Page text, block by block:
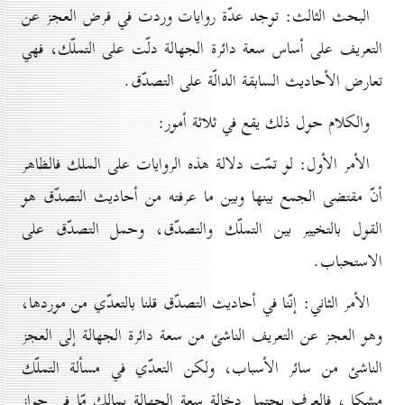
البحث الثالث: توجد عدّة روايات وردت في فرض العجز عن
التعريف على أساس سعة دائرة الجهالة دلّت على التملّك، فهي
تعارض الأحاديث السابقة الدالّة على التصدّق.
والكلام حول ذلك يقع في ثلاثة أمور:
الأمر الأول: لو تمّت دلالة هذه الروايات على الملك فالظاهر
أنّ مقتضى الجمع بينها وبين ما عرفته من أحاديث التصدّق هو
القول بالتخيير بين التملّك والتصدّق، وحمل التصدّق على
الاستحباب.
الأمر الثاني: إنّنا في أحاديث التصدّق قلنا بالتعدّي من موردها،
وهو العجز عن التعريف الناشئ من سعة دائرة الجهالة إلى العجز
الناشئ من سائر الأسباب، ولكن التعدّي في مسألة التملّك